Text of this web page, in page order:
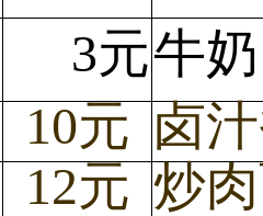
3元牛奶
10元 卤
12元 炒